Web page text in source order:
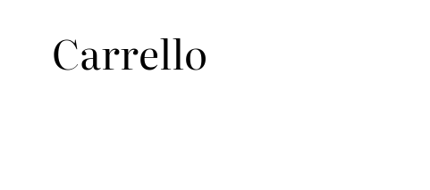
Carrello